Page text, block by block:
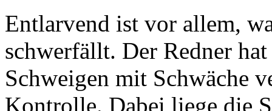
Entlarvend ist vor allem,
schwerfällt. Der Redner
Schweigen mit Schwäche
Kontrolle. Dabei liege die